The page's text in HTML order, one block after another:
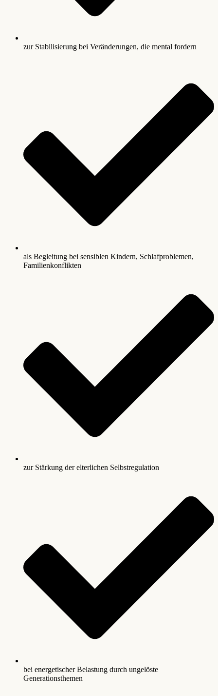
zur Stabilisierung bei Veränderungen, die mental fordern
als Begleitung bei sensiblen Kindern, Schlafproblemen,
Familienkonflikten
zur Stärkung der elterlichen Selbstregulation
bei energetischer Belastung durch ungelöste
Generationsthemen